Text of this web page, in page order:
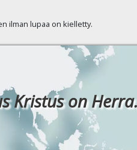
ilman lupaa on kielletty.
Kristus on